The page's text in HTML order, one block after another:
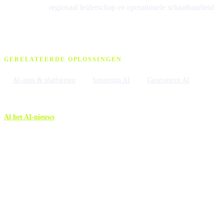
regionaal leiderschap en operationele schaalbaarheid
GERELATEERDE OPLOSSINGEN
AI-apps & platformen Sovereign AI Generatieve AI
Al het AI-nieuws